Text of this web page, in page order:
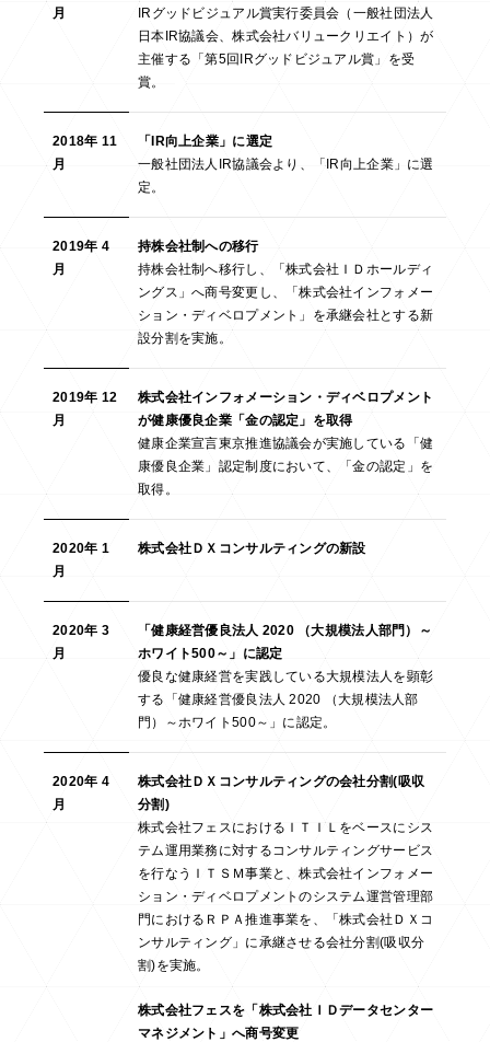
月
IRグッドビジュアル賞実行委員会（一般社団法人
日本IR協議会、株式会社バリュークリエイト）が
主催する「第5回IRグッドビジュアル賞」を受
賞。
2018年 11
月
「IR向上企業」に選定
一般社団法人IR協議会より、「IR向上企業」に選
定。
2019年 4
月
持株会社制への移行
持株会社制へ移行し、「株式会社ＩＤホールディ
ングス」へ商号変更し、「株式会社インフォメー
ション・ディベロプメント」を承継会社とする新
設分割を実施。
2019年 12
月
株式会社インフォメーション・ディベロプメント
が健康優良企業「金の認定」を取得
健康企業宣言東京推進協議会が実施している「健
康優良企業」認定制度において、「金の認定」を
取得。
2020年 1
月
株式会社ＤＸコンサルティングの新設
2020年 3
月
「健康経営優良法人 2020 （大規模法人部門）～
ホワイト500～」に認定
優良な健康経営を実践している大規模法人を顕彰
する「健康経営優良法人 2020 （大規模法人部
門）～ホワイト500～」に認定。
2020年 4
月
株式会社ＤＸコンサルティングの会社分割(吸収
分割)
株式会社フェスにおけるＩＴＩＬをベースにシス
テム運用業務に対するコンサルティングサービス
を行なうＩＴＳＭ事業と、株式会社インフォメー
ション・ディベロプメントのシステム運営管理部
門におけるＲＰＡ推進事業を、「株式会社ＤＸコ
ンサルティング」に承継させる会社分割(吸収分
割)を実施。
株式会社フェスを「株式会社ＩＤデータセンター
マネジメント」へ商号変更